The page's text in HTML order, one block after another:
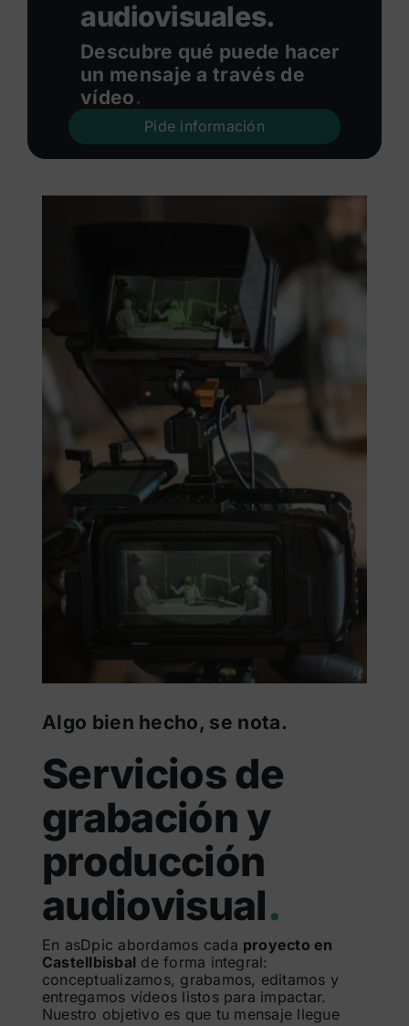
audiovisuales.
Descubre qué puede hacer
un mensaje a través de
vídeo.
Pide información
Algo bien hecho, se nota.
Servicios de
grabación y
producción
audiovisual.
En asDpic abordamos cada proyecto en
Castellbisbal de forma integral:
conceptualizamos, grabamos, editamos y
entregamos vídeos listos para impactar.
Nuestro objetivo es que tu mensaje llegue